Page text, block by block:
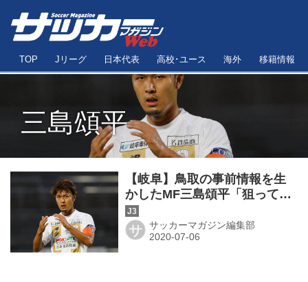
TOP Jリーグ 日本代表 高校･ユース 海外 移籍情報
三島頌平
【岐阜】鳥取の事前情報を生
かしたMF三島頌平「狙ってい
た形が出た」
サ サッカーマガジン編集部